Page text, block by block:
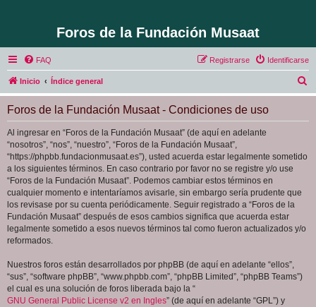
Foros de la Fundación Musaat
FAQ Identificarse
Registrarse
Inicio Índice general
u
Foros de la Fundación Musaat - Condiciones de uso
Al ingresar en “Foros de la Fundación Musaat” (de aquí en adelante
“nosotros”, “nos”, “nuestro”, “Foros de la Fundación Musaat”,
“https://phpbb.fundacionmusaat.es”), usted acuerda estar legalmente sometido
a los siguientes términos. En caso contrario por favor no se registre y/o use
“Foros de la Fundación Musaat”. Podemos cambiar estos términos en
cualquier momento e intentaríamos avisarle, sin embargo sería prudente que
los revisase por su cuenta periódicamente. Seguir registrado a “Foros de la
Fundación Musaat” después de esos cambios significa que acuerda estar
legalmente sometido a esos nuevos términos tal como fueron actualizados y/o
reformados.
Nuestros foros están desarrollados por phpBB (de aquí en adelante “ellos”,
“sus”, “software phpBB”, “www.phpbb.com”, “phpBB Limited”, “phpBB Teams”)
el cual es una solución de foros liberada bajo la “
GNU General Public License v2 en Ingles” (de aquí en adelante “GPL”) y